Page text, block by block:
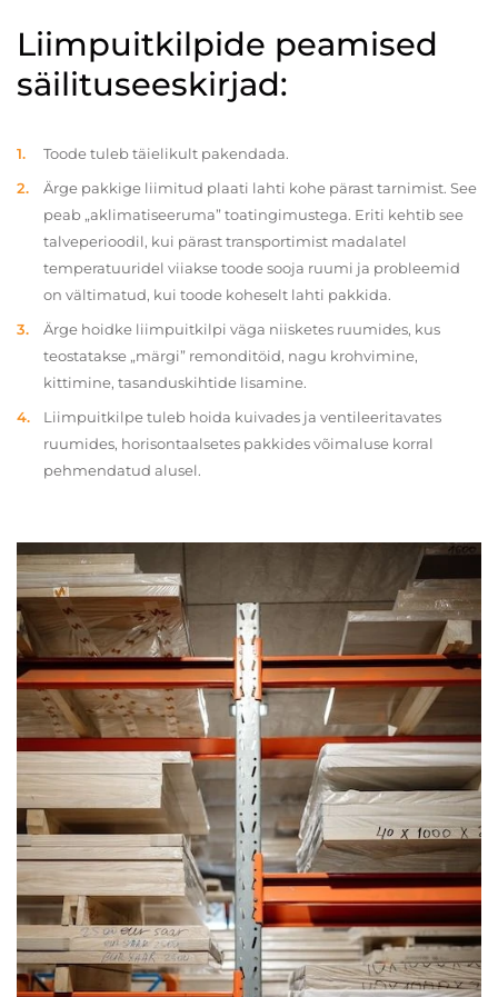
Liimpuitkilpide peamised
säilituseeskirjad:
Toode tuleb täielikult pakendada.
Ärge pakkige liimitud plaati lahti kohe pärast tarnimist. See
peab „aklimatiseeruma” toatingimustega. Eriti kehtib see
talveperioodil, kui pärast transportimist madalatel
temperatuuridel viiakse toode sooja ruumi ja probleemid
on vältimatud, kui toode koheselt lahti pakkida.
Ärge hoidke liimpuitkilpi väga niisketes ruumides, kus
teostatakse „märgi” remonditöid, nagu krohvimine,
kittimine, tasanduskihtide lisamine.
Liimpuitkilpe tuleb hoida kuivades ja ventileeritavates
ruumides, horisontaalsetes pakkides võimaluse korral
pehmendatud alusel.